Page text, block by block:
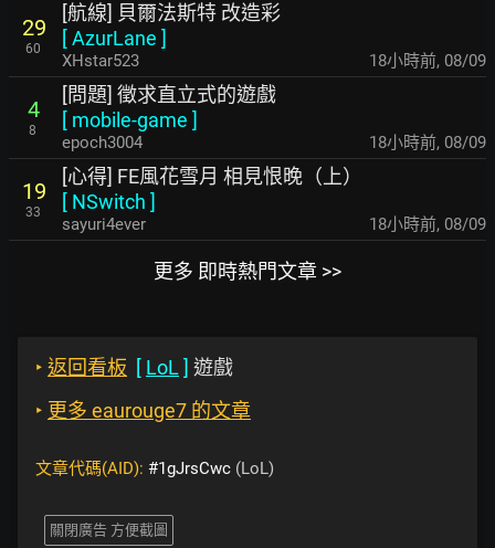
29
60
[航線] 貝爾法斯特 改造彩
[AzurLane ]
XHstar523 18小時前, 08/09
4
8
[問題] 徵求直立式的遊戲
[ mobile-game ]
epoch3004 18小時前, 08/09
19
33
[心得] FE風花雪月 相見恨晚（上）
[ NSwitch ]
sayuri4ever 18小時前, 08/09
更多 即時熱門文章 >>
‣ 返回看板 [ LoL ] 遊戲
‣ 更多 eaurouge7 的文章
文章代碼(AID): #1gJrsCwc (LoL)
關閉廣告 方便截圖